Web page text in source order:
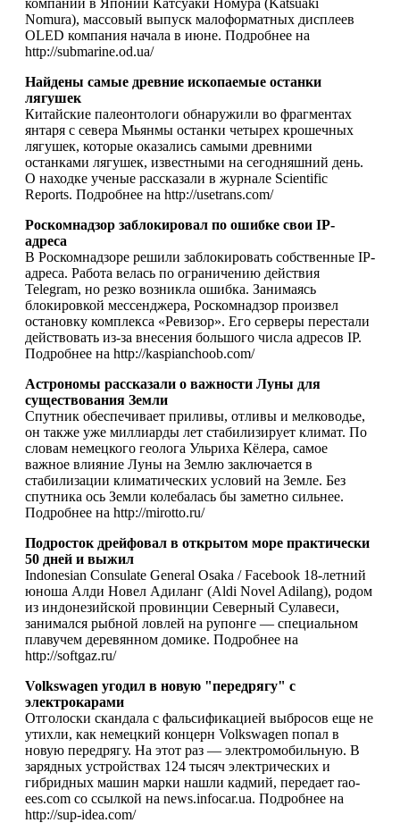
Nomura), массовый выпуск малоформатных дисплеев
OLED компания начала в июне. Подробнее на
http://submarine.od.ua/
Найдены самые древние ископаемые останки
лягушек
Китайские палеонтологи обнаружили во фрагментах
янтаря с севера Мьянмы останки четырех крошечных
лягушек, которые оказались самыми древними
останками лягушек, известными на сегодняшний день.
О находке ученые рассказали в журнале Scientific
Reports. Подробнее на http://usetrans.com/
Роскомнадзор заблокировал по ошибке свои IP-
адреса
В Роскомнадзоре решили заблокировать собственные IP-
адреса. Работа велась по ограничению действия
Telegram, но резко возникла ошибка. Занимаясь
блокировкой мессенджера, Роскомнадзор произвел
остановку комплекса «Ревизор». Его серверы перестали
действовать из-за внесения большого числа адресов IP.
Подробнее на http://kaspianchoob.com/
Астрономы рассказали о важности Луны для
существования Земли
Спутник обеспечивает приливы, отливы и мелководье,
он также уже миллиарды лет стабилизирует климат. По
словам немецкого геолога Ульриха Кёлера, самое
важное влияние Луны на Землю заключается в
стабилизации климатических условий на Земле. Без
спутника ось Земли колебалась бы заметно сильнее.
Подробнее на http://mirotto.ru/
Подросток дрейфовал в открытом море практически
50 дней и выжил
Indonesian Consulate General Osaka / Facebook 18-летний
юноша Алди Новел Адиланг (Aldi Novel Adilang), родом
из индонезийской провинции Северный Сулавеси,
занимался рыбной ловлей на рупонге — специальном
плавучем деревянном домике. Подробнее на
http://softgaz.ru/
Volkswagen угодил в новую "передрягу" с
электрокарами
Отголоски скандала с фальсификацией выбросов еще не
утихли, как немецкий концерн Volkswagen попал в
новую передрягу. На этот раз — электромобильную. В
зарядных устройствах 124 тысяч электрических и
гибридных машин марки нашли кадмий, передает rao-
ees.com со ссылкой на news.infocar.ua. Подробнее на
http://sup-idea.com/